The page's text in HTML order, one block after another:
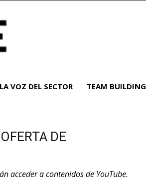
LA VOZ DEL SECTOR TEAM BUILDING
DE
acceder a contenidos de YouTube.